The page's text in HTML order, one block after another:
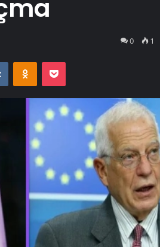
0 1
VKontakteOdnoklassniki
Pocket